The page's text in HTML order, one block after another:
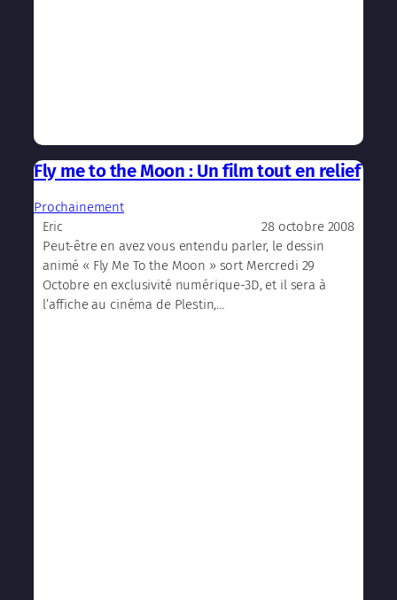
Fly me to the Moon : Un film tout en relief
Prochainement
Eric
28 octobre 2008
Peut-être en avez vous entendu parler, le dessin
animé « Fly Me To the Moon » sort Mercredi 29
Octobre en exclusivité numérique-3D, et il sera à
l’affiche au cinéma de Plestin,…